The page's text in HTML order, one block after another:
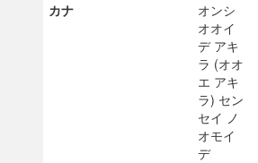
カナ
オンシ
オオイ
デ アキ
ラ (オオ
エ アキ
ラ) セン
セイ ノ
オモイ
デ